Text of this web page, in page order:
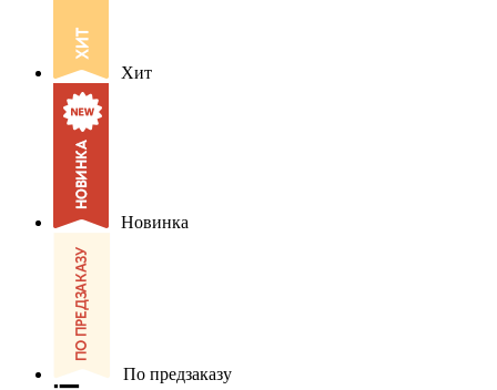
Хит
Новинка
По предзаказу